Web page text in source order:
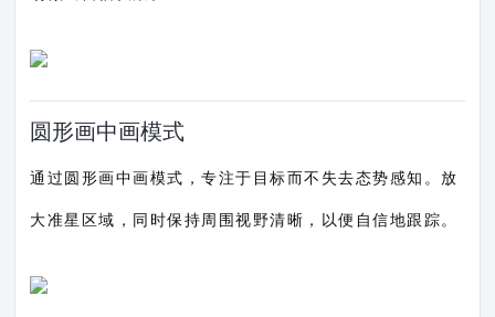
圆形画中画模式
通过圆形画中画模式，专注于目标而不失去态势感知。放
大准星区域，同时保持周围视野清晰，以便自信地跟踪。